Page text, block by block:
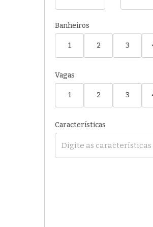
Banheiros
1 2 3
Vagas
1 2 3
Características